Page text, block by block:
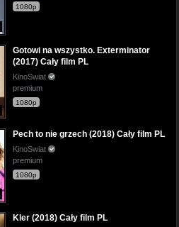
1080p
Gotowi na wszystko. Exterminator
(2017) Cały film PL
KinoSwiat
premium
1080p
Pech to nie grzech (2018) Cały film PL
KinoSwiat
premium
1080p
Kler (2018) Cały film PL